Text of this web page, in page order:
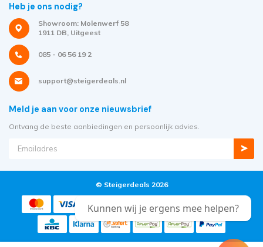
Heb je ons nodig?
Showroom: Molenwerf 58
1911 DB, Uitgeest
085 - 06 56 19 2
support@steigerdeals.nl
Meld je aan voor onze nieuwsbrief
Ontvang de beste aanbiedingen en persoonlijk advies.
© Steigerdeals 2026
Kunnen wij je ergens mee helpen?